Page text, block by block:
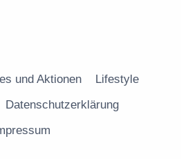
und Aktionen
Lifestyle
Datenschutzerklärung